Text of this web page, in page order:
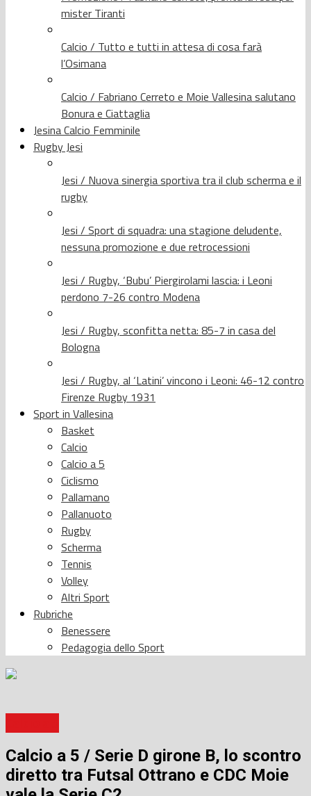
mister Tiranti
Calcio / Tutto e tutti in attesa di cosa farà
l’Osimana
Calcio / Fabriano Cerreto e Moie Vallesina salutano
Bonura e Ciattaglia
Jesina Calcio Femminile
Rugby Jesi
Jesi / Nuova sinergia sportiva tra il club scherma e il
rugby
Jesi / Sport di squadra: una stagione deludente,
nessuna promozione e due retrocessioni
Jesi / Rugby, ‘Bubu’ Piergirolami lascia: i Leoni
perdono 7-26 contro Modena
Jesi / Rugby, sconfitta netta: 85-7 in casa del
Bologna
Jesi / Rugby, al ‘Latini’ vincono i Leoni: 46-12 contro
Firenze Rugby 1931
Sport in Vallesina
Basket
Calcio
Calcio a 5
Ciclismo
Pallamano
Pallanuoto
Rugby
Scherma
Tennis
Volley
Altri Sport
Rubriche
Benessere
Pedagogia dello Sport
Calcio a 5 / Serie D girone B, lo scontro
diretto tra Futsal Ottrano e CDC Moie